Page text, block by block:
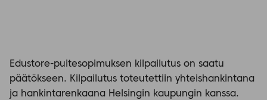
Edustore-puitesopimuksen kilpailutus on saatu
päätökseen. Kilpailutus toteutettiin yhteishankintana
ja hankintarenkaana Helsingin kaupungin kanssa.